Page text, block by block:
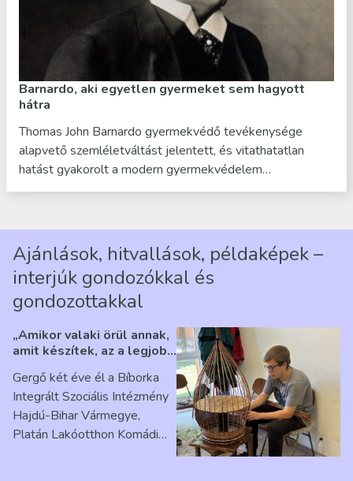
Barnardo, aki egyetlen gyermeket sem hagyott
hátra
Thomas John Barnardo gyermekvédő tevékenysége
alapvető szemléletváltást jelentett, és vitathatatlan
hatást gyakorolt a modern gyermekvédelem…
Ajánlások, hitvallások, példaképek –
interjúk gondozókkal és
gondozottakkal
„Amikor valaki örül annak,
amit készítek, az a legjobb
Ribárszky Gergő ellátottal
Gergő két éve él a Bíborka
Integrált Szociális Intézmény
Hajdú-Bihar Vármegye,
Platán Lakóotthon Komádi